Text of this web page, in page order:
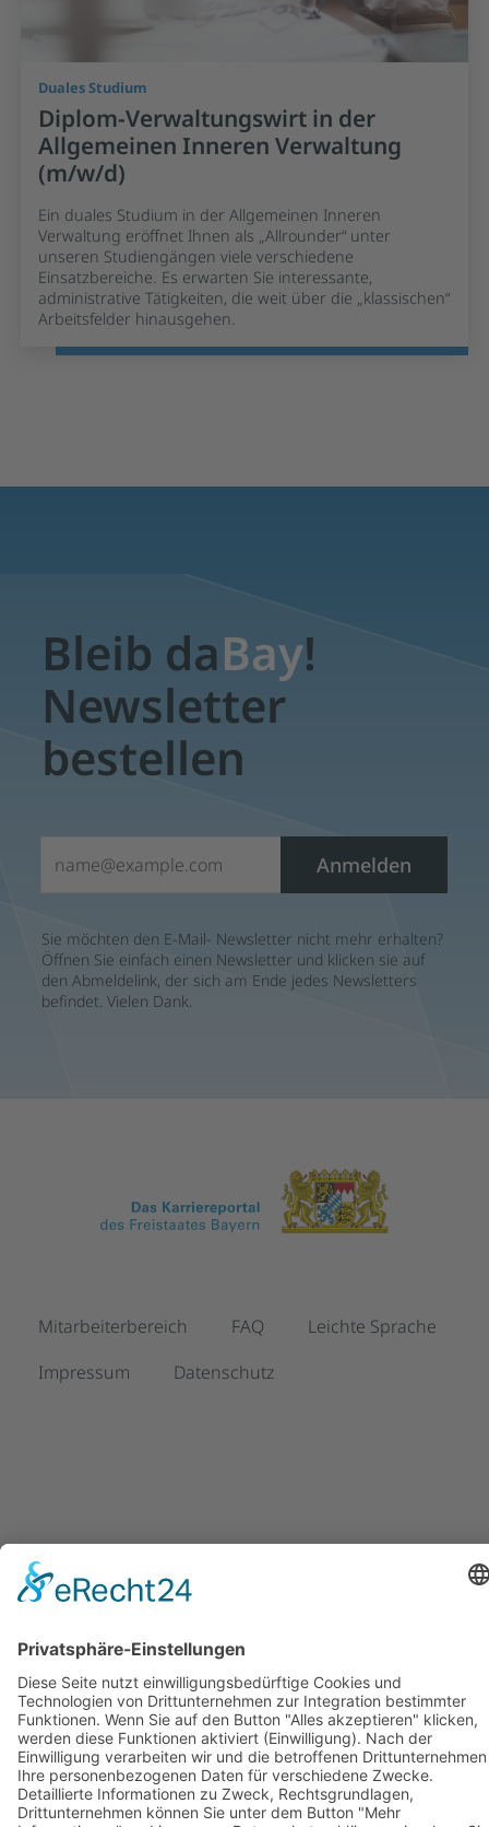
Duales Studium
Diplom-Verwaltungswirt in der
Allgemeinen Inneren Verwaltung
(m/w/d)
Ein duales Studium in der Allgemeinen Inneren
Verwaltung eröffnet Ihnen als „Allrounder“ unter
unseren Studiengängen viele verschiedene
Einsatzbereiche. Es erwarten Sie interessante,
administrative Tätigkeiten, die weit über die „klassischen“
Arbeitsfelder hinausgehen.
Bleib daBay!
Newsletter
bestellen
Anmelden
Sie möchten den E-Mail- Newsletter nicht mehr erhalten?
Öffnen Sie einfach einen Newsletter und klicken sie auf
den Abmeldelink, der sich am Ende jedes Newsletters
befindet. Vielen Dank.
Mitarbeiterbereich FAQ
Leichte Sprache
Impressum
Datenschutz